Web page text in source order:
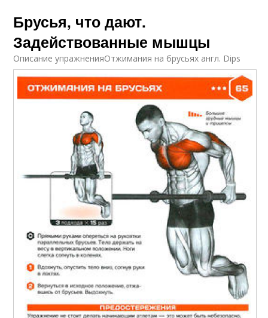
Брусья, что дают.
Задействованные мышцы
Описание упражненияОтжимания на брусьях англ. Dips